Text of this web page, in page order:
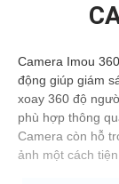
Camera Imou
động giúp giám
xoay 360 độ
phù hợp thông
Camera còn hỗ
ảnh một cách